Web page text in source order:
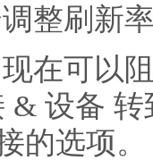
整刷新
可以阻
设备 转
的选项。